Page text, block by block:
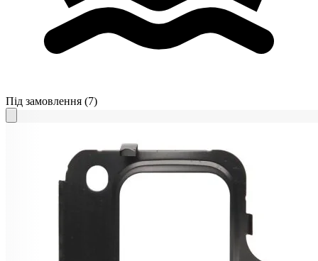
Під замовлення (7)